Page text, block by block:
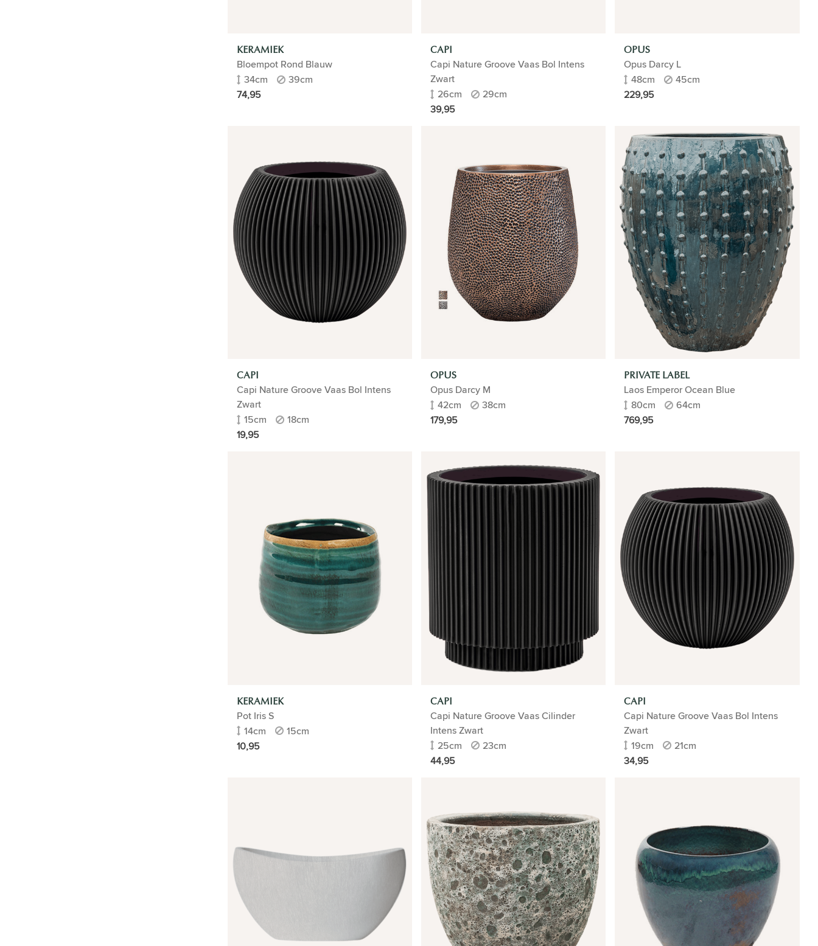
KERAMIEK
Bloempot Rond Blauw
34cm
39cm
74,95
CAPI
Capi Nature Groove Vaas Bol Intens
Zwart
26cm
29cm
39,95
OPUS
Opus Darcy L
48cm
45cm
229,95
CAPI
Capi Nature Groove Vaas Bol Intens
Zwart
15cm
18cm
19,95
OPUS
Opus Darcy M
42cm
38cm
179,95
PRIVATE LABEL
Laos Emperor Ocean Blue
80cm
64cm
769,95
KERAMIEK
Pot Iris S
14cm
15cm
10,95
CAPI
Capi Nature Groove Vaas Cilinder
Intens Zwart
25cm
23cm
44,95
CAPI
Capi Nature Groove Vaas Bol Intens
Zwart
19cm
21cm
34,95